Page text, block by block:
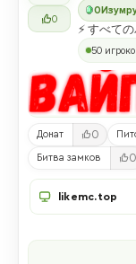
0
0
⚡ すべて
50
Донат 0
Битва замков 0
likemc.top